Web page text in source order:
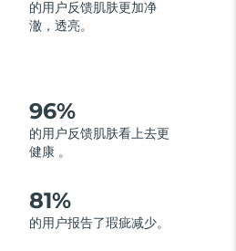
的用户反馈肌肤更加净
澈，透亮。
96%
的用户反馈肌肤看上去更
健康 。
81%
的用户报告了瑕疵减少。